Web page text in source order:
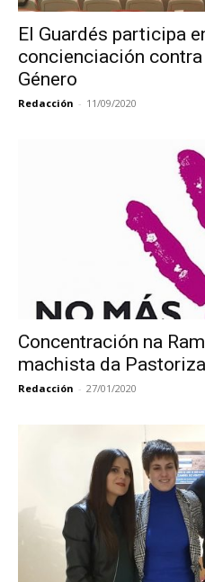
El Guardés participa
concienciación
Género
Redacción - 11/09/2020
Concentración na
machista da Pastoriza
Redacción - 27/01/2020